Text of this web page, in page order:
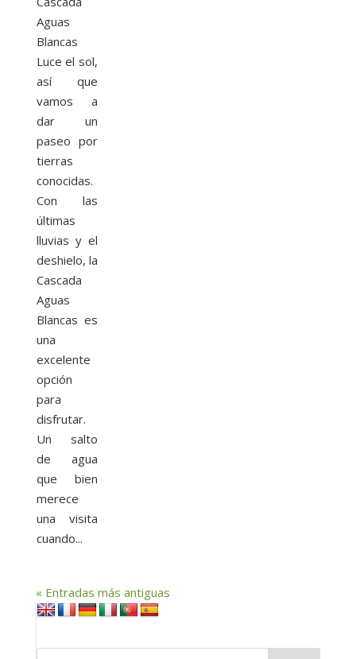
Aguas
Blancas
Luce el sol,
así que
vamos a
dar un
paseo por
tierras
conocidas.
Con las
últimas
lluvias y el
deshielo, la
Cascada
Aguas
Blancas es
una
excelente
opción
para
disfrutar.
Un salto
de agua
que bien
merece
una visita
cuando...
« Entradas más antiguas